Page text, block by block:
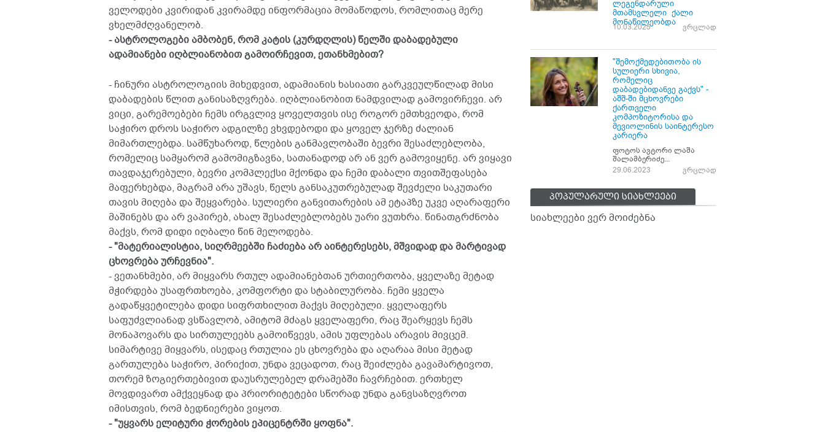
ველოდები კვირიდან კვირამდე ინფორმაცია მომაწოდოს, რომლითაც მერე
ვხელმძღვანელობ.
- ასტროლოგები ამბობენ, რომ კატის (კურდღლის) წელში დაბადებული
ადამიანები იღბლიანობით გამოირჩევით, ეთანხმებით?
- ჩინური ასტროლოგიის მიხედვით, ადამიანის ხასიათი გარკვეულწილად მისი
დაბადების წლით განისაზღვრება. იღბლიანობით ნამდვილად გამოვირჩევი. არ
ვიცი, გარემოებები ჩემს ირგვლივ ყოველთვის ისე როგორ ემთხვეოდა, რომ
საჭირო დროს საჭირო ადგილზე ვხვდებოდი და ყოველ ჯერზე ძალიან
მიმართლებდა. სამწუხაროდ, წლების განმავლობაში ბევრი შესაძლებლობა,
რომელიც სამყარომ გამომიგზავნა, სათანადოდ არ ან ვერ გამოვიყენე. არ ვიყავი
თავდაჯერებული, ბევრი კომპლექსი მქონდა და ჩემი დაბალი თვითშეფასება
მაფერხებდა, მაგრამ არა უშავს, წელს განსაკუთრებულად შევძელი საკუთარი
თავის მიღება და შეყვარება. სულიერი განვითარების ამ ეტაპზე უკვე აღარაფერი
მაშინებს და არ ვაპირებ, ახალ შესაძლებლობებს უარი ვუთხრა. წინათგრძნობა
მაქვს, რომ დიდი იღბალი წინ მელოდება.
- "მატერიალისტია, სიღრმეებში ჩაძიება არ აინტერესებს, მშვიდად და მარტივად
ცხოვრება ურჩევნია".
- ვეთანხმები, არ მიყვარს რთულ ადამიანებთან ურთიერთობა, ყველაზე მეტად
მჭირდება უსაფრთხოება, კომფორტი და სტაბილურობა. ჩემი ყველა
გადაწყვეტილება დიდი სიფრთხილით მაქვს მიღებული. ყველაფერს
საფუძვლიანად ვსწავლობ, ამიტომ მძაგს ყველაფერი, რაც შეარყევს ჩემს
მონაპოვარს და სირთულეებს გამოიწვევს, ამის უფლებას არავის მივცემ.
სიმარტივე მიყვარს, ისედაც რთულია ეს ცხოვრება და აღარაა მისი მეტად
გართულება საჭირო, პირიქით, უნდა ვეცადოთ, რაც შეიძლება გავამარტივოთ,
თორემ ზოგიერთებივით დაუსრულებელ დრამებში ჩავრჩებით. ერთხელ
მოვდივართ ამქვეყნად და პრიორიტეტები სწორად უნდა განვსაზღვროთ
იმისთვის, რომ ბედნიერები ვიყოთ.
- "უყვარს ელიტური ჭორების ეპიცენტრში ყოფნა".
ლეგენდარული
მთამსვლელი ქალი
მონაწილეობდა
10.03.2025 ვრცლად
"შემოქმედებითობა ის
სულიერი სხივია,
რომელიც
დაბადებიდანვე გაქვს" -
აშშ-ში მცხოვრები
ქართველი
კომპოზიტორისა და
მევიოლინის საინტერესო
კარიერა
ფოტოს ავტორი ლაშა
შალამბერიძე...
29.06.2023
ვრცლად
პოპულარული სიახლეები
სიახლეები ვერ მოიძებნა